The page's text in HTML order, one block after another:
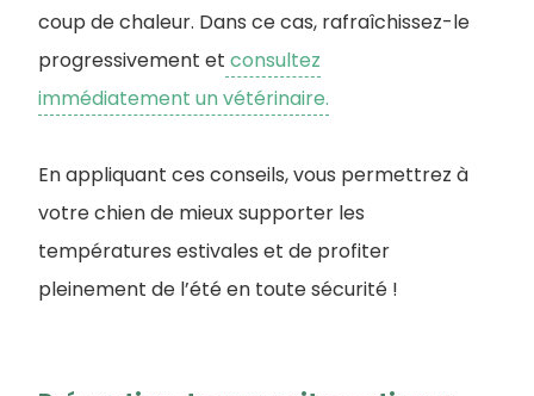
coup de chaleur. Dans ce cas, rafraîchissez-le
progressivement et consultez
immédiatement un vétérinaire.
En appliquant ces conseils, vous permettrez à
votre chien de mieux supporter les
températures estivales et de profiter
pleinement de l’été en toute sécurité !